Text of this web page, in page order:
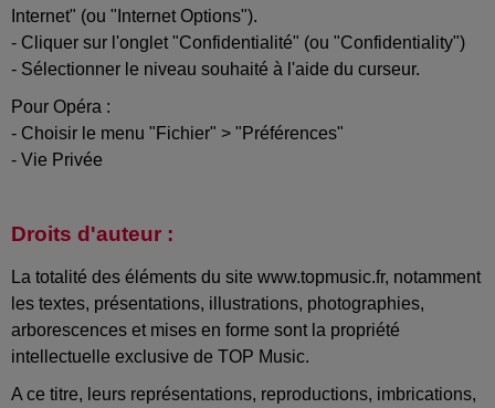
Internet" (ou "Internet Options").
- Cliquer sur l'onglet "Confidentialité" (ou "Confidentiality")
- Sélectionner le niveau souhaité à l'aide du curseur.
Pour Opéra :
- Choisir le menu "Fichier" > "Préférences"
- Vie Privée
Droits d'auteur :
La totalité des éléments du site www.topmusic.fr, notamment
les textes, présentations, illustrations, photographies,
arborescences et mises en forme sont la propriété
intellectuelle exclusive de TOP Music.
A ce titre, leurs représentations, reproductions, imbrications,